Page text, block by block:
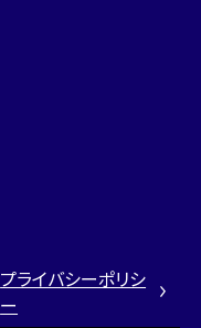
プライバシーポリシ
ー